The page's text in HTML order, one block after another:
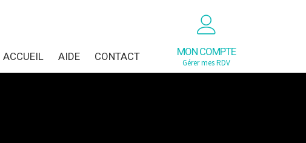
MON COMPTE
Gérer mes RDV
ACCUEIL AIDE CONTACT